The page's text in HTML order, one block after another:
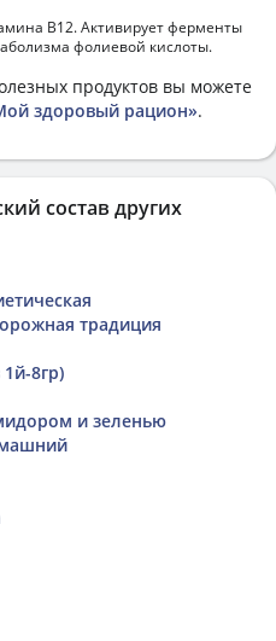
В12. Активирует ферменты
фолиевой кислоты.
продуктов вы можете
здоровый рацион».
состав других
традиция
8гр)
и зеленью